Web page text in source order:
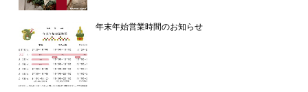
年末年始営業時間のお知らせ